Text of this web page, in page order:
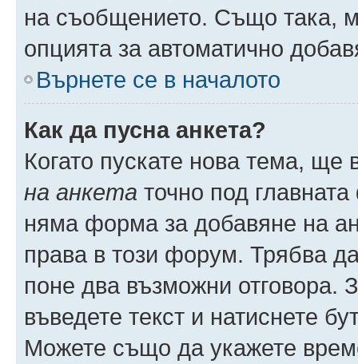
на съобщението. Също така,
опцията за автоматично
Върнете се в началото
Как да пусна анкета?
Когато пускате нова тема,
на анкета точно под
няма форма за добавяне на
права в този форум. Трябва
поне два възможни отговора.
въведете текст и натиснете
Можете също да укажете